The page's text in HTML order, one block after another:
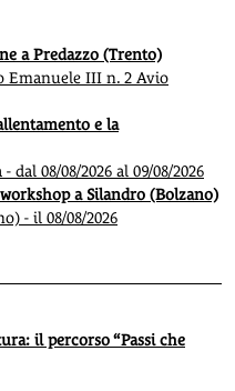
a Predazzo (Trento)
Emanuele III n. 2 Avio
e la
08/08/2026 al 09/08/2026
a Silandro (Bolzano)
- il 08/08/2026
il percorso “Passi che